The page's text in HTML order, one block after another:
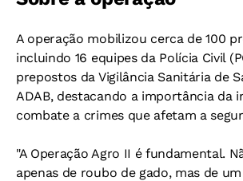
A operação mobilizou cerca de 100
incluindo 16 equipes da Polícia Civil
prepostos da Vigilância Sanitária de
ADAB, destacando a importância da
combate a crimes que afetam a
"A Operação Agro II é fundamental.
apenas de roubo de gado, mas de